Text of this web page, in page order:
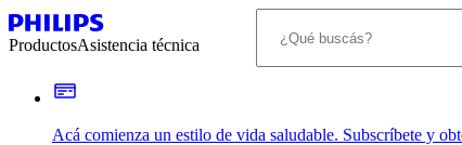
ProductosAsistencia técnica
Acá comienza un estilo de vida saludable. Subscríbete y